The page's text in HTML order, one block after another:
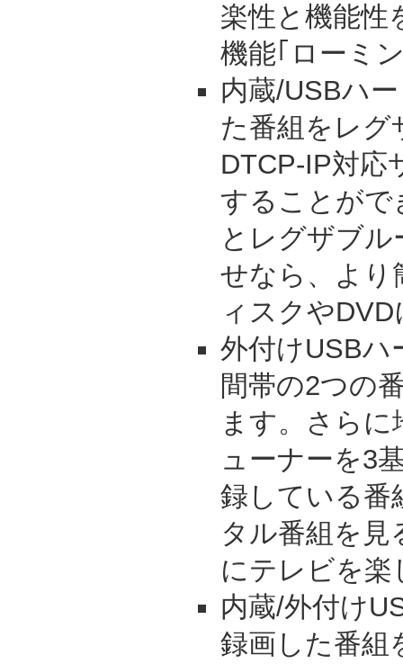
楽性と機能性
機能｢ローミ
内蔵/USBハ
た番組をレグ
DTCP-IP対応
することがで
とレグザブ
せなら、より
ィスクや
外付けUSBハ
間帯の2つの
ます。さら
ューナーを3
録している番
タル番組を見
にテレビを
内蔵/外付け
録画した番組